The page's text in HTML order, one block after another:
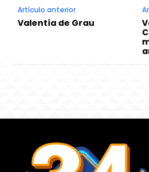
Artículo anterior
Valentía de Grau